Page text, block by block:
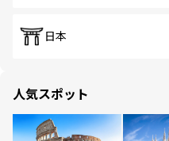
日本
人気スポット